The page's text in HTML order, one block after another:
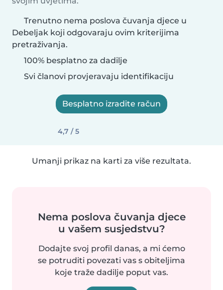
Trenutno nema poslova čuvanja djece u
Debeljak koji odgovaraju ovim kriterijima
pretraživanja.
100% besplatno za dadilje
Svi članovi provjeravaju identifikaciju
Besplatno izradite račun
4,7 / 5
Umanji prikaz na karti za više rezultata.
Nema poslova čuvanja djece
u vašem susjedstvu?
Dodajte svoj profil danas, a mi ćemo
se potruditi povezati vas s obiteljima
koje traže dadilje poput vas.